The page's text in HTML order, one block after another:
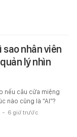
sao nhân viên
lý nhìn
nếu câu cửa miệng
nào cũng là “AI”?
- 6 giờ trước